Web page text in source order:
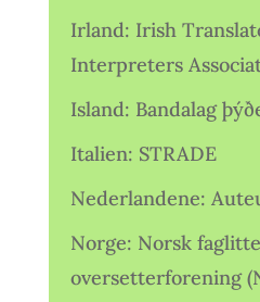
Irland: Irish
Interpreters
Island: Bandalag
Italien: STRADE
Nederlandene:
Norge: Norsk
oversetterforening